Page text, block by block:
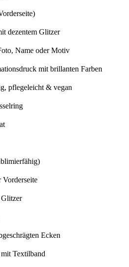
dezentem Glitzer
Name oder Motiv
mit brillanten Farben
pflegeleicht & vegan
Ecken
Textilband